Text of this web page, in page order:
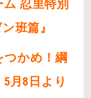
忍里特別
班篇』
かめ！綱
月8日より